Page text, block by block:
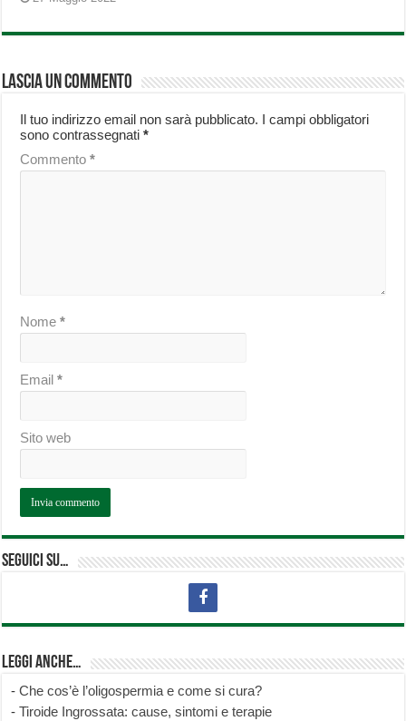
Lascia un commento
Il tuo indirizzo email non sarà pubblicato. I campi obbligatori
sono contrassegnati*
Commento*
Nome*
Email*
Sito web
Seguici su…
Leggi anche…
-Che cos’è l’oligospermia e come si cura?
-Tiroide Ingrossata: cause, sintomi e terapie